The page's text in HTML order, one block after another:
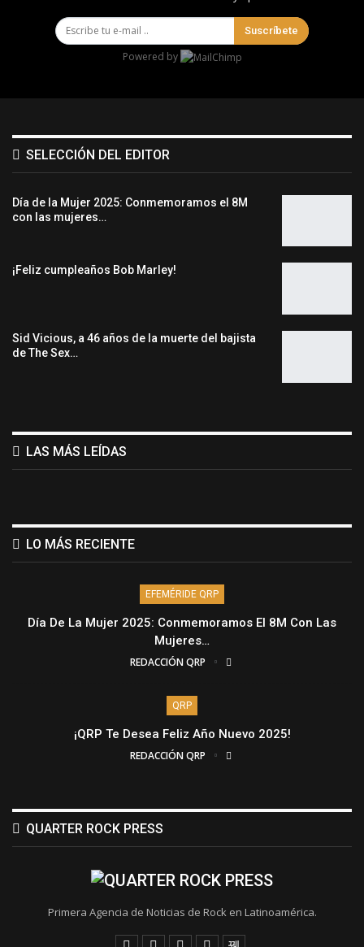
Suscríbete
Powered by
SELECCIÓN DEL EDITOR
Día de la Mujer 2025: Conmemoramos el 8M
con las mujeres…
¡Feliz cumpleaños Bob Marley!
Sid Vicious, a 46 años de la muerte del bajista
de The Sex…
LAS MÁS LEÍDAS
LO MÁS RECIENTE
EFEMÉRIDE QRP
Día De La Mujer 2025: Conmemoramos El 8M Con Las
Mujeres…
REDACCIÓN QRP
QRP
¡QRP Te Desea Feliz Año Nuevo 2025!
REDACCIÓN QRP
QUARTER ROCK PRESS
Primera Agencia de Noticias de Rock en Latinoamérica.